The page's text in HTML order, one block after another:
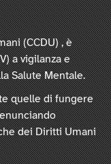
(CCDU) , è
a vigilanza e
Salute Mentale.
quelle di fungere
dei Diritti Umani